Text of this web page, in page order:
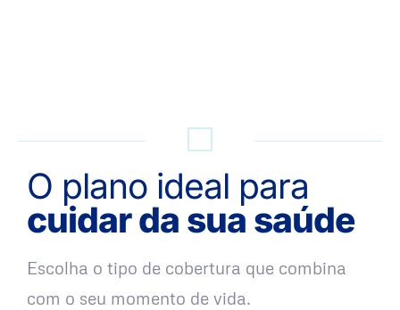
O plano ideal para
cuidar da sua saúde
Escolha o tipo de cobertura que combina
com o seu momento de vida.